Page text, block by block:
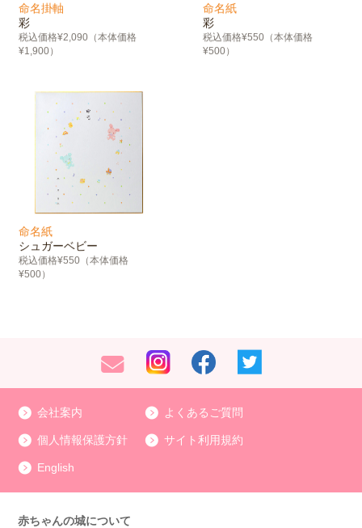
命名掛軸
彩
税込価格¥2,090（本体価格
¥1,900）
命名紙
彩
税込価格¥550（本体価格
¥500）
命名紙
シュガーベビー
税込価格¥550（本体価格
¥500）
会社案内 よくあるご質問
個人情報保護方針 サイト利用規約
English
赤ちゃんの城について